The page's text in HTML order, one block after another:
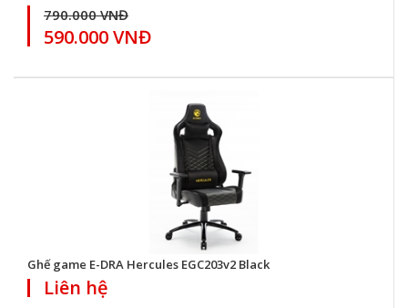
790.000 VNĐ
590.000 VNĐ
Ghế game E-DRA Hercules EGC203v2 Black
Liên hệ